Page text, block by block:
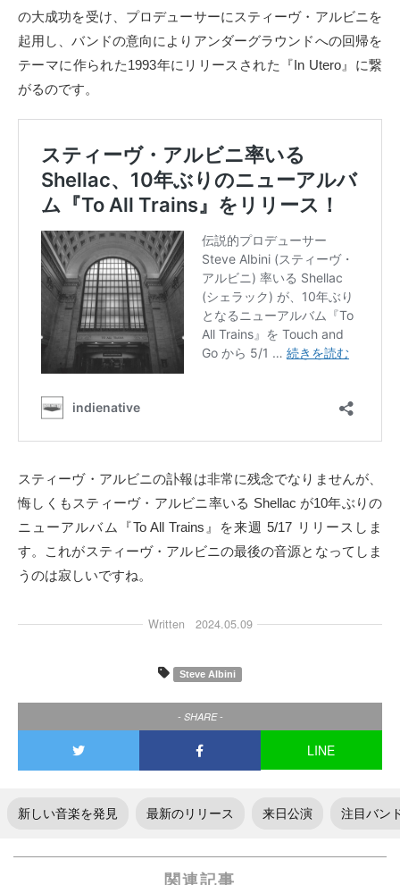
の大成功を受け、プロデューサーにスティーヴ・アルビニを
起用し、バンドの意向によりアンダーグラウンドへの回帰を
テーマに作られた1993年にリリースされた『In Utero』に繋
がるのです。
スティーヴ・アルビニの訃報は非常に残念でなりませんが、
悔しくもスティーヴ・アルビニ率いる Shellac が10年ぶりの
ニューアルバム『To All Trains』を来週 5/17 リリースしま
す。これがスティーヴ・アルビニの最後の音源となってしま
うのは寂しいですね。
Written 2024.05.09
Steve Albini
- SHARE -
LINE
新しい音楽を発見 最新のリリース 来日公演 注目バン
関連記事